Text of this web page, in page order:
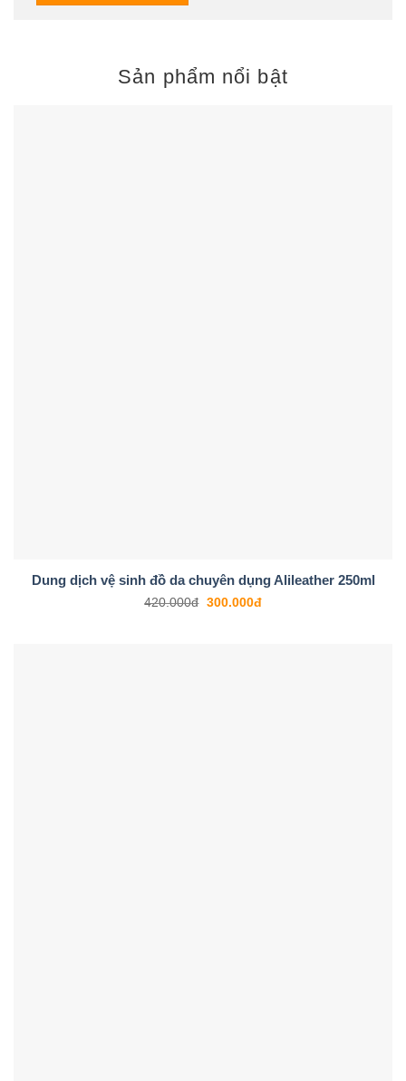
Sản phẩm nổi bật
Dung dịch vệ sinh đồ da chuyên dụng Alileather 250ml
420.000đ 300.000đ